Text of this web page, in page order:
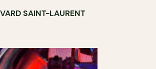
SAINT-LAURENT